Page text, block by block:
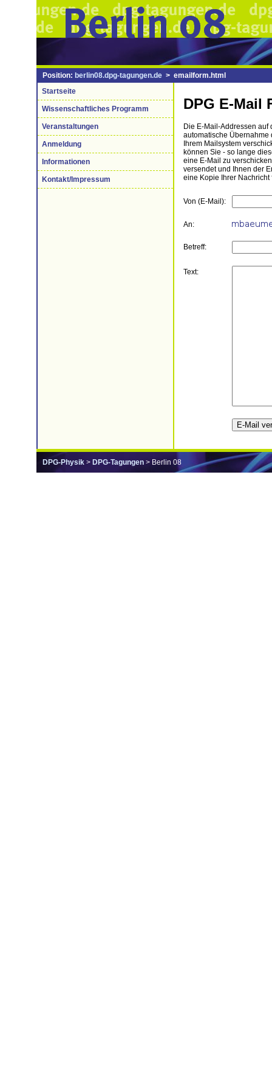
Position: berlin08.dpg-tagungen.de > emailform.html
Startseite
Wissenschaftliches Programm
Veranstaltungen
Anmeldung
Informationen
Kontakt/Impressum
DPG E-Mail
Die E-Mail-Addressen
automatische Übernahme
Ihrem Mailsystem
können Sie - so lange
eine E-Mail zu
versendet und Ihnen der
eine Kopie Ihrer
Von (E-Mail):
An:
Betreff:
Text:
DPG-Physik > DPG-Tagungen > Berlin 08